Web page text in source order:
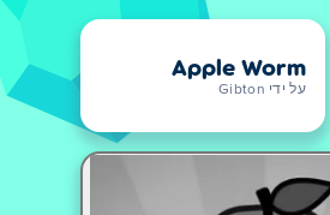
Apple Worm
על ידי Gibton